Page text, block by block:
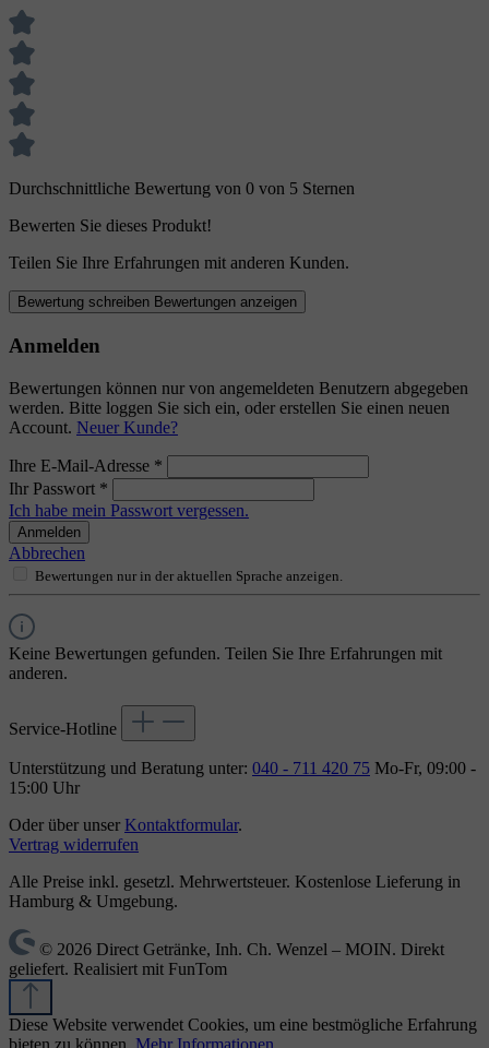
Durchschnittliche Bewertung von 0 von 5 Sternen
Bewerten Sie dieses Produkt!
Teilen Sie Ihre Erfahrungen mit anderen Kunden.
Bewertung schreiben Bewertungen anzeigen
Anmelden
Bewertungen können nur von angemeldeten Benutzern abgegeben
werden. Bitte loggen Sie sich ein, oder erstellen Sie einen neuen
Account. Neuer Kunde?
Ihre E-Mail-Adresse *
Ihr Passwort *
Ich habe mein Passwort vergessen.
Anmelden
Abbrechen
Bewertungen nur in der aktuellen Sprache anzeigen.
Keine Bewertungen gefunden. Teilen Sie Ihre Erfahrungen mit
anderen.
Service-Hotline
Unterstützung und Beratung unter: 040 - 711 420 75 Mo-Fr, 09:00 -
15:00 Uhr
Oder über unser Kontaktformular.
Vertrag widerrufen
Alle Preise inkl. gesetzl. Mehrwertsteuer. Kostenlose Lieferung in
Hamburg & Umgebung.
© 2026 Direct Getränke, Inh. Ch. Wenzel – MOIN. Direkt
geliefert. Realisiert mit FunTom
Diese Website verwendet Cookies, um eine bestmögliche Erfahrung
bieten zu können. Mehr Informationen ...